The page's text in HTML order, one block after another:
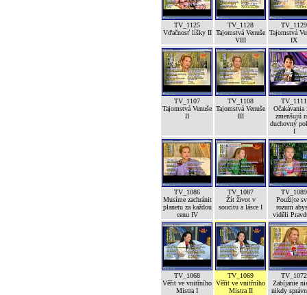
TV_1125
Vďačnosť líšky II
TV_1128
Tajomstvá Venuše
VIII
TV_1129
Tajomstvá
IX
TV_1107
Tajomstvá Venuše
II
TV_1108
Tajomstvá Venuše
III
TV_1111
Očakávania
zmenšujú
duchovný
I
TV_1086
Musíme zachránit
planetu za každou
cenu IV
TV_1087
Žít život v
soucitu a lásce I
TV_1089
Použijte
rozum
viděli
TV_1068
Věřit ve vnitřního
Mistra I
TV_1069
Věřit ve vnitřního
Mistra II
TV_1072
Zabíjanie
nikdy